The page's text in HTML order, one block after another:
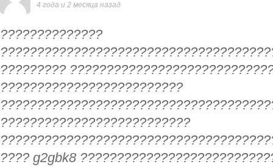
4 года и 2 месяца назад
??????????????
?????????
?????????????????????????
??????????????????????????
???? g2gbk8